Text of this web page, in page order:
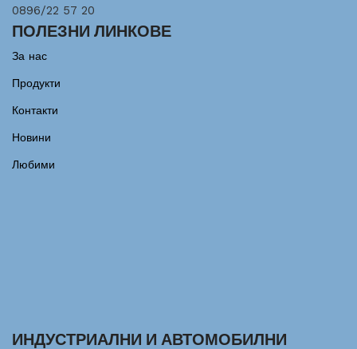
0896/22 57 20
ПОЛЕЗНИ ЛИНКОВЕ
За нас
Продукти
Контакти
Новини
Любими
ИНДУСТРИАЛНИ И АВТОМОБИЛНИ